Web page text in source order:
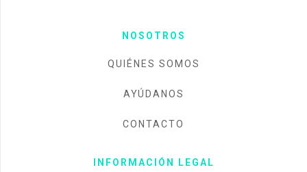
NOSOTROS
QUIÉNES SOMOS
AYÚDANOS
CONTACTO
INFORMACIÓN LEGAL